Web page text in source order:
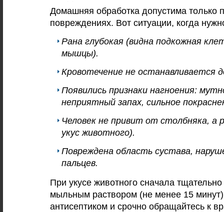
Домашняя обработка допустима только
повреждениях. Вот ситуации, когда
Рана глубокая (видна подкожная
мышцы).
Кровотечение не останавливается
Появились признаки нагноения:
неприятный запах, сильное
Человек не привит от столбняка, а
укус животного).
Повреждена область сустава,
пальцев.
При укусе животного сначала
мыльным раствором (не менее 15
антисептиком и срочно обращайтесь к